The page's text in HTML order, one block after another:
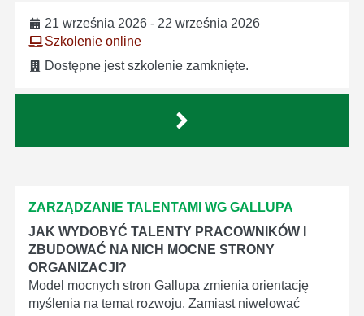
21 września 2026 - 22 września 2026
Szkolenie online
Dostępne jest szkolenie zamknięte.
ZARZĄDZANIE TALENTAMI WG GALLUPA
JAK WYDOBYĆ TALENTY PRACOWNIKÓW I
ZBUDOWAĆ NA NICH MOCNE STRONY
ORGANIZACJI?
Model mocnych stron Gallupa zmienia orientację
myślenia na temat rozwoju. Zamiast niwelować